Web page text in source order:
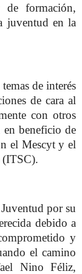
de formación,
juventud en la
de interés
de cara al
con otros
en beneficio de
el Mescyt y el
(ITSC).
por su
debido a
y
el camino
Nino Féliz,